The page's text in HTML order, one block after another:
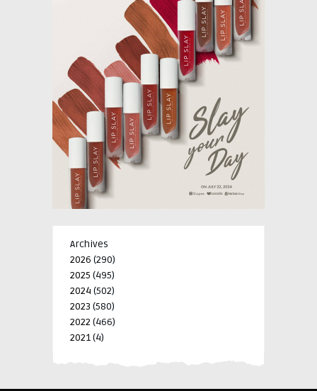
Archives
2026 (290)
2025 (495)
2024 (502)
2023 (580)
2022 (466)
2021(4)